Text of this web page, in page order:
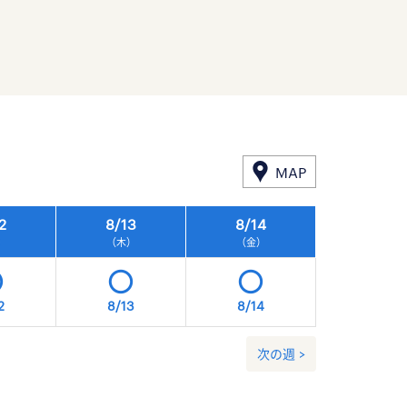
MAP
8/13
（木）
8/14
（金）
8/13 8/14
次の週 >